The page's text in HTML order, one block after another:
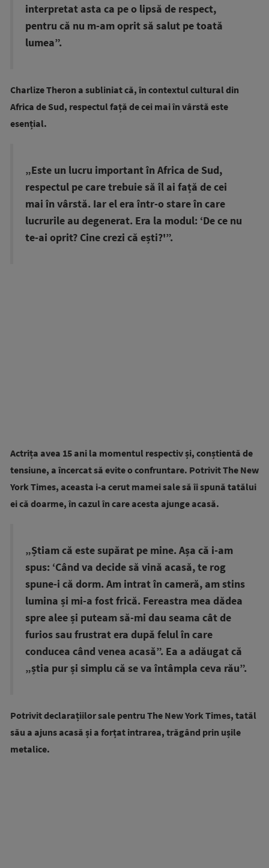
interpretat asta ca pe o lipsă de respect,
pentru că nu m-am oprit să salut pe toată
lumea”.
Charlize Theron a subliniat că, în contextul cultural din
Africa de Sud, respectul față de cei mai în vârstă este
esențial.
„Este un lucru important în Africa de Sud,
respectul pe care trebuie să îl ai față de cei
mai în vârstă. Iar el era într-o stare în care
lucrurile au degenerat. Era la modul: ‘De ce nu
te-ai oprit? Cine crezi că ești?'”.
Actrița avea 15 ani la momentul respectiv și, conștientă de
tensiune, a încercat să evite o confruntare. Potrivit The New
York Times, aceasta i-a cerut mamei sale să îi spună tatălui
ei că doarme, în cazul în care acesta ajunge acasă.
„Știam că este supărat pe mine. Așa că i-am
spus: ‘Când va decide să vină acasă, te rog
spune-i că dorm. Am intrat în cameră, am stins
lumina și mi-a fost frică. Fereastra mea dădea
spre alee și puteam să-mi dau seama cât de
furios sau frustrat era după felul în care
conducea când venea acasă”. Ea a adăugat că
„știa pur și simplu că se va întâmpla ceva rău”.
Potrivit declarațiilor sale pentru The New York Times, tatăl
său a ajuns acasă și a forțat intrarea, trăgând prin ușile
metalice.